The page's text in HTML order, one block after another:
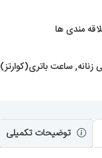
مندی ها
,ساعت باتری(کوارتز)
توضیحات تکمیلی